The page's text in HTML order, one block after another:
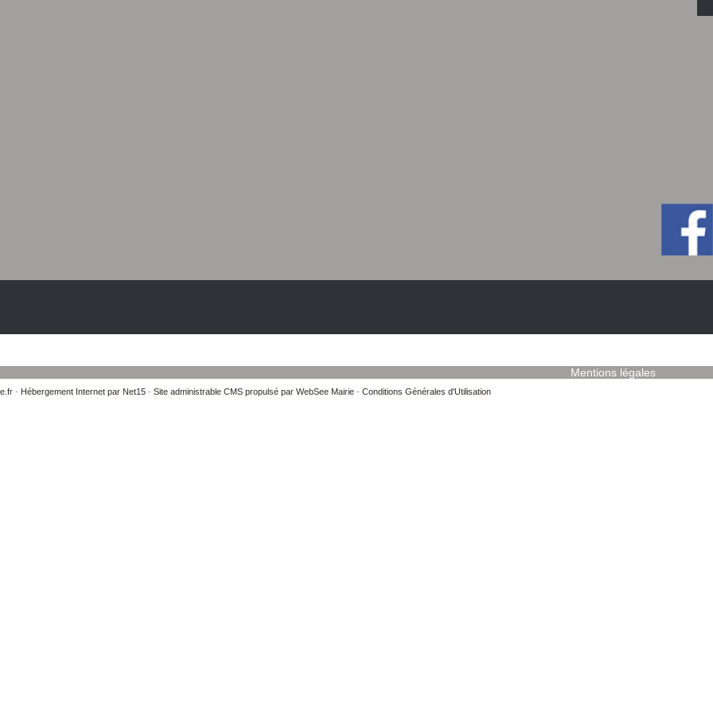
Mentions légales
- Hébergement Internet par Net15- Site administrable CMS propulsé par WebSee Mairie- Conditions Générales d'Utilisation